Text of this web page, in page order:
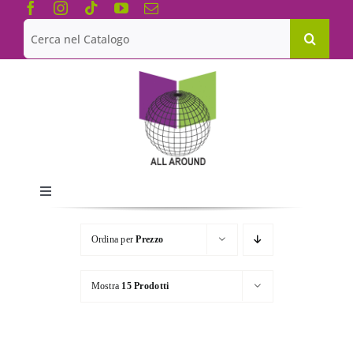
Salta
contenuto
Cerca
per:
Toggle
Navigation
Chi siamo
Le Collane
Ordina perPrezzo
Mostra 15 Prodotti